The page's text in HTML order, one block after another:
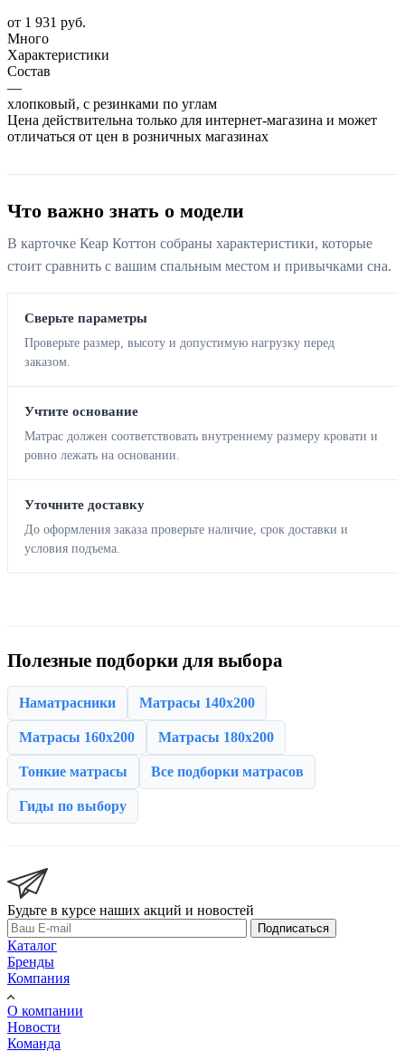
от 1 931 руб.
Много
Характеристики
Состав
—
хлопковый, с резинками по углам
Цена действительна только для интернет-магазина и может
отличаться от цен в розничных магазинах
Что важно знать о модели
В карточке Кеар Коттон собраны характеристики, которые
стоит сравнить с вашим спальным местом и привычками сна.
Сверьте параметры
Проверьте размер, высоту и допустимую нагрузку перед
заказом.
Учтите основание
Матрас должен соответствовать внутреннему размеру кровати и
ровно лежать на основании.
Уточните доставку
До оформления заказа проверьте наличие, срок доставки и
условия подъема.
Полезные подборки для выбора
Наматрасники Матрасы 140x200
Матрасы 160x200 Матрасы 180x200
Тонкие матрасы Все подборки матрасов
Гиды по выбору
Будьте в курсе наших акций и новостей
Подписаться
Каталог
Бренды
Компания
О компании
Новости
Команда